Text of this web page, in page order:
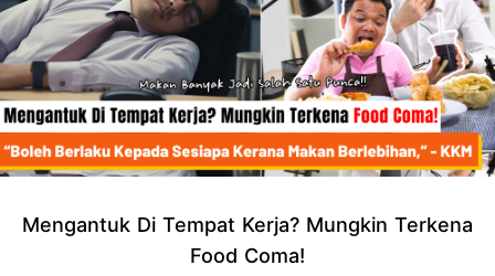
Mengantuk Di Tempat Kerja? Mungkin Terkena
Food Coma!